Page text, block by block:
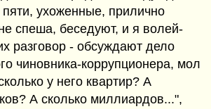
ухоженные, прилично
спеша, беседуют, и я волей-
разговор - обсуждают дело
чиновника-коррупционера, мол
у него квартир? А
А сколько миллиардов...",